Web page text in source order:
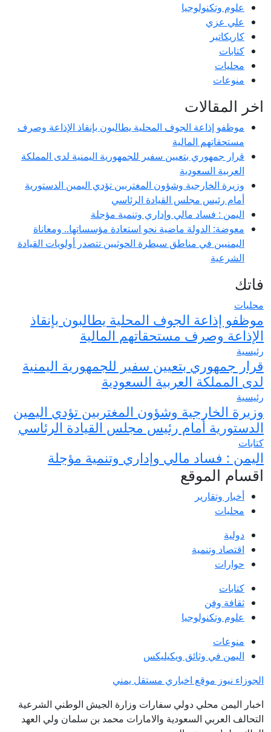
علوم وتكنولوجيا
علي عزي
كاريكاتير
كتابات
محليات
منوعات
اخر المقالات
موظفو إذاعة الجوف المحلية يطالبون بإنقاذ الإذاعة وصرف
مستحقاتهم المالية
قرار جمهوري بتعيين سفير للجمهورية اليمنية لدى المملكة
العربية السعودية
وزيرة الخارجية وشؤون المغتربين تؤدي اليمين الدستورية
أمام رئيس مجلس القيادة الرئاسي
اليمن : فساد مالي وإداري وتنمية مؤجلة
معوضة: الدولة ماضية نحو استعادة مؤسساتها.. ومعاناة
اليمنيين في مناطق سيطرة الحوثيين تتصدر أولويات القيادة
الشرعية
فاتك
محليات
موظفو إذاعة الجوف المحلية يطالبون بإنقاذ
الإذاعة وصرف مستحقاتهم المالية
رئيسية
قرار جمهوري بتعيين سفير للجمهورية اليمنية
لدى المملكة العربية السعودية
رئيسية
وزيرة الخارجية وشؤون المغتربين تؤدي اليمين
الدستورية أمام رئيس مجلس القيادة الرئاسي
كتابات
اليمن : فساد مالي وإداري وتنمية مؤجلة
اقسام الموقع
أخبار وتقارير
محليات
دولية
اقتصاد وتنمية
حوارات
كتابات
ثقافة وفن
علوم وتكنولوجيا
منوعات
اليمن في وثائق ويكيليكس
الجوزاء نيوز موقع اخباري مستقل يمني
اخبار اليمن محلي دولي سفارات وزارة الجيش الوطني الشرعية
التحالف العربي السعودية والامارات محمد بن سلمان ولي العهد